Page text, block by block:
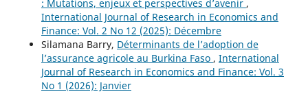
: Mutations, enjeux et perspectives d’avenir ,
International Journal of Research in Economics and
Finance: Vol. 2 No 12 (2025): Décembre
Silamana Barry, Déterminants de l’adoption de
l’assurance agricole au Burkina Faso , International
Journal of Research in Economics and Finance: Vol. 3
No 1 (2026): Janvier